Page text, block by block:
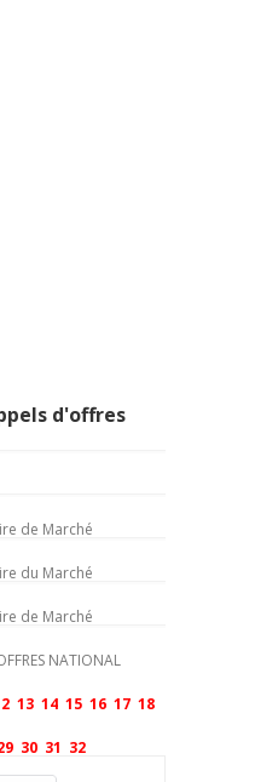
d'offres
de Marché
du Marché
de Marché
NATIONAL
13 14 15 16 17 18
30 31 32